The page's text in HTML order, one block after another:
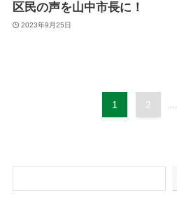
区民の声を山中市長に！
2023年9月25日
1 2